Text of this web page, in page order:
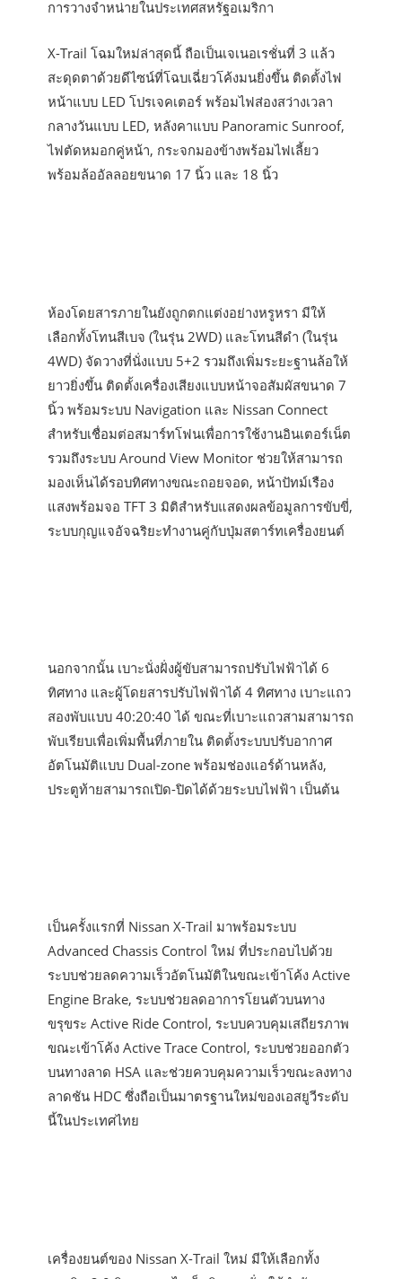
การวางจำหน่ายในประเทศสหรัฐอเมริกา
X-Trail โฉมใหม่ล่าสุดนี้ ถือเป็นเจเนอเรชั่นที่ 3 แล้ว
สะดุดตาด้วยดีไซน์ที่โฉบเฉี่ยวโค้งมนยิ่งขึ้น ติดตั้งไฟ
หน้าแบบ LED โปรเจคเตอร์ พร้อมไฟส่องสว่างเวลา
กลางวันแบบ LED, หลังคาแบบ Panoramic Sunroof,
ไฟตัดหมอกคู่หน้า, กระจกมองข้างพร้อมไฟเลี้ยว
พร้อมล้ออัลลอยขนาด 17 นิ้ว และ 18 นิ้ว
ห้องโดยสารภายในยังถูกตกแต่งอย่างหรูหรา มีให้
เลือกทั้งโทนสีเบจ (ในรุ่น 2WD) และโทนสีดำ (ในรุ่น
4WD) จัดวางที่นั่งแบบ 5+2 รวมถึงเพิ่มระยะฐานล้อให้
ยาวยิ่งขึ้น ติดตั้งเครื่องเสียงแบบหน้าจอสัมผัสขนาด 7
นิ้ว พร้อมระบบ Navigation และ Nissan Connect
สำหรับเชื่อมต่อสมาร์ทโฟนเพื่อการใช้งานอินเตอร์เน็ต
รวมถึงระบบ Around View Monitor ช่วยให้สามารถ
มองเห็นได้รอบทิศทางขณะถอยจอด, หน้าปัทม์เรือง
แสงพร้อมจอ TFT 3 มิติสำหรับแสดงผลข้อมูลการขับขี่,
ระบบกุญแจอัจฉริยะทำงานคู่กับปุ่มสตาร์ทเครื่องยนต์
นอกจากนั้น เบาะนั่งฝั่งผู้ขับสามารถปรับไฟฟ้าได้ 6
ทิศทาง และผู้โดยสารปรับไฟฟ้าได้ 4 ทิศทาง เบาะแถว
สองพับแบบ 40:20:40 ได้ ขณะที่เบาะแถวสามสามารถ
พับเรียบเพื่อเพิ่มพื้นที่ภายใน ติดตั้งระบบปรับอากาศ
อัตโนมัติแบบ Dual-zone พร้อมช่องแอร์ด้านหลัง,
ประตูท้ายสามารถเปิด-ปิดได้ด้วยระบบไฟฟ้า เป็นต้น
เป็นครั้งแรกที่ Nissan X-Trail มาพร้อมระบบ
Advanced Chassis Control ใหม่ ที่ประกอบไปด้วย
ระบบช่วยลดความเร็วอัตโนมัติในขณะเข้าโค้ง Active
Engine Brake, ระบบช่วยลดอาการโยนตัวบนทาง
ขรุขระ Active Ride Control, ระบบควบคุมเสถียรภาพ
ขณะเข้าโค้ง Active Trace Control, ระบบช่วยออกตัว
บนทางลาด HSA และช่วยควบคุมความเร็วขณะลงทาง
ลาดชัน HDC ซึ่งถือเป็นมาตรฐานใหม่ของเอสยูวีระดับ
นี้ในประเทศไทย
เครื่องยนต์ของ Nissan X-Trail ใหม่ มีให้เลือกทั้ง